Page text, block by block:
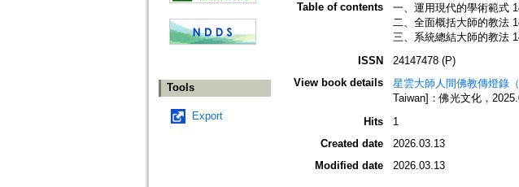
Tools
Export
Table of contents
一、運用現代的學術範式
二、全面概括大師的教法
三、系統總結大師的教法
ISSN
24147478 (P)
View book details
星雲大師人間佛教傳燈錄（
Taiwan]：佛光文化，
Hits
1
Created date
2026.03.13
Modified date
2026.03.13